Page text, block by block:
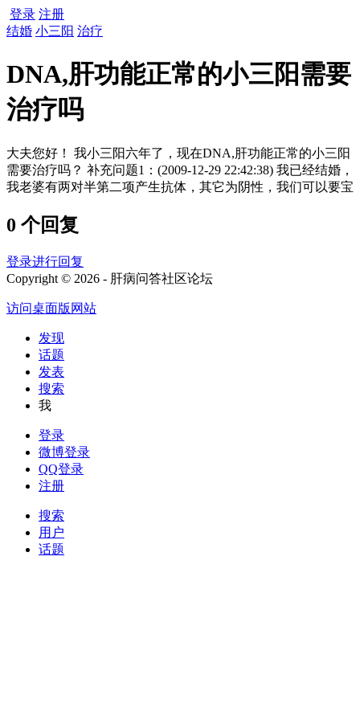
登录 注册
结婚 小三阳 治疗
DNA,肝功能正常的小三阳需要
治疗吗
大夫您好！ 我小三阳六年了，现在DNA,肝功能正常的小三阳
需要治疗吗？ 补充问题1：(2009-12-29 22:42:38) 我已经结婚，
我老婆有两对半第二项产生抗体，其它为阴性，我们可以要宝
0 个回复
登录进行回复
Copyright © 2026 - 肝病问答社区论坛
访问桌面版网站
发现
话题
发表
搜索
我
登录
微博登录
QQ登录
注册
搜索
用户
话题